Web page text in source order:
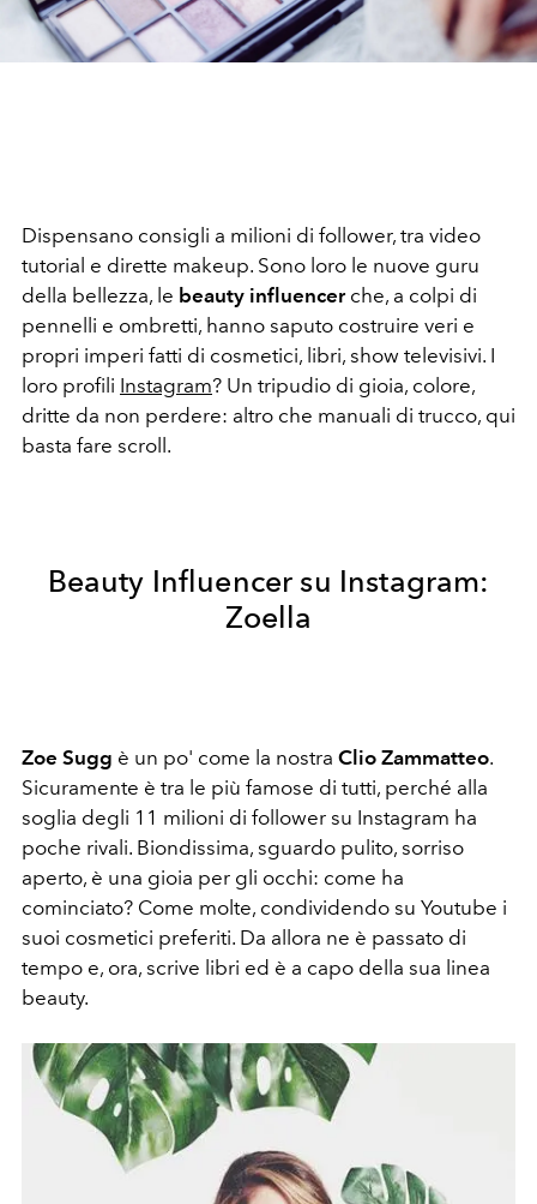
Dispensano consigli a milioni di follower, tra video
tutorial e dirette makeup. Sono loro le nuove guru
della bellezza, le beauty influencerche, a colpi di
pennelli e ombretti, hanno saputo costruire veri e
propri imperi fatti di cosmetici, libri, show televisivi. I
loro profili Instagram? Un tripudio di gioia, colore,
dritte da non perdere: altro che manuali di trucco, qui
basta fare scroll.
Beauty Influencer su Instagram:
Zoella
Zoe Sugg è un po' come la nostra Clio Zammatteo.
Sicuramente è tra le più famose di tutti, perché alla
soglia degli 11 milioni di follower su Instagram ha
poche rivali. Biondissima, sguardo pulito, sorriso
aperto, è una gioia per gli occhi: come ha
cominciato? Come molte, condividendo su Youtube i
suoi cosmetici preferiti. Da allora ne è passato di
tempo e, ora, scrive libri ed è a capo della sua linea
beauty.